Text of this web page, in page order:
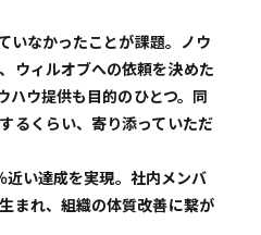
いなかったことが課題。ノウ
ウィルオブへの依頼を決めた
ハウ提供も目的のひとつ。同
るくらい、寄り添っていただ
い達成を実現。社内メンバ
まれ、組織の体質改善に繋が